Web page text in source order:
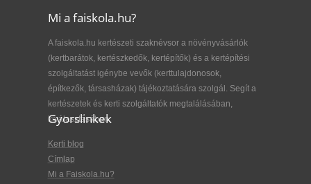
Mi a faiskola.hu?
A faiskola.hu kertészeti szaknévsor a növényvásárlók
(kertbarátok, kertészkedők, kertépítők) és a kertépítési
szolgáltatást igénybe vevők (kerttulajdonosok,
építkezők, társasházak) tájékoztatására szolgál. Segít a
kertészetek és kerti szolgáltatók megtalálásában,
kiválasztásában.
Gyorslinkek
Kerti blog
Címlap
Mi a Faiskola.hu?